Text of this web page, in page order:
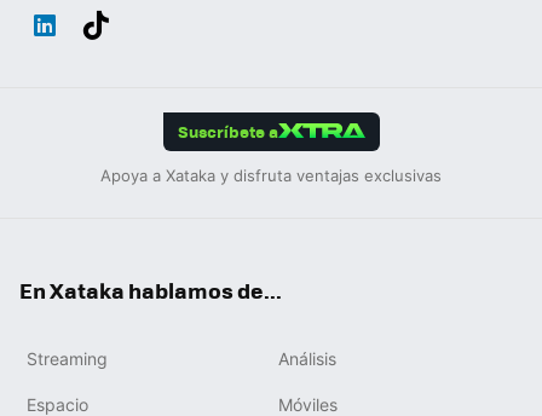
Wh
Suscríbete a
Apoya a Xataka y disfruta ventajas exclusivas
En Xataka hablamos de...
Streaming Análisis
Espacio Móviles